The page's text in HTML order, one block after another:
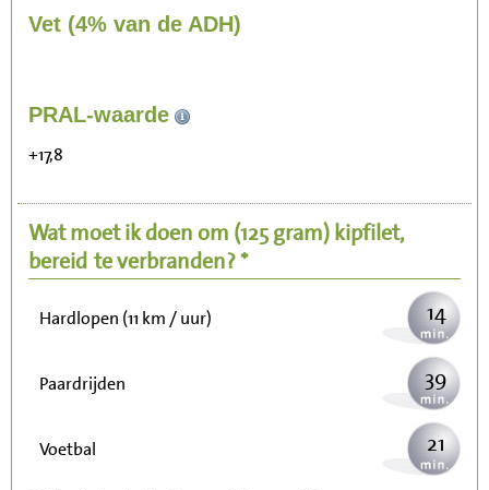
Vet (4% van de ADH)
PRAL-waarde
+17,8
Wat moet ik doen om (125 gram)kipfilet,
bereid te verbranden? *
Zitten, tv kijken
Wandelen (5 km/uur)
Hardlopen (11 km / uur) 14
Paardrijden 39
Voetbal 21